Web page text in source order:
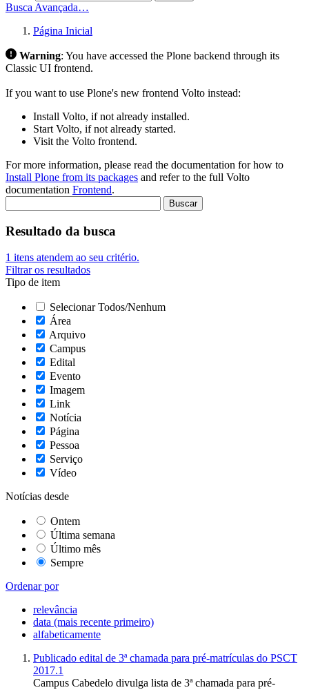
Busca Avançada…
Página Inicial
Warning: You have accessed the Plone backend through its
Classic UI frontend.
If you want to use Plone's new frontend Volto instead:
Install Volto, if not already installed.
Start Volto, if not already started.
Visit the Volto frontend.
For more information, please read the documentation for how to
Install Plone from its packages and refer to the full Volto
documentation Frontend.
Resultado da busca
1 itens atendem ao seu critério.
Filtrar os resultados
Tipo de item
Selecionar Todos/Nenhum
Área
Arquivo
Campus
Edital
Evento
Imagem
Link
Notícia
Página
Pessoa
Serviço
Vídeo
Notícias desde
Ontem
Última semana
Último mês
Sempre
Ordenar por
relevância
data (mais recente primeiro)
alfabeticamente
Publicado edital de 3ª chamada para pré-matrículas do PSCT
2017.1
Campus Cabedelo divulga lista de 3ª chamada para pré-